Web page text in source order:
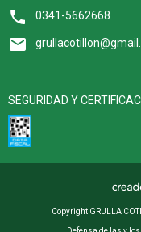
0341-5662668
SEGURIDAD Y
Copyright GRULLA